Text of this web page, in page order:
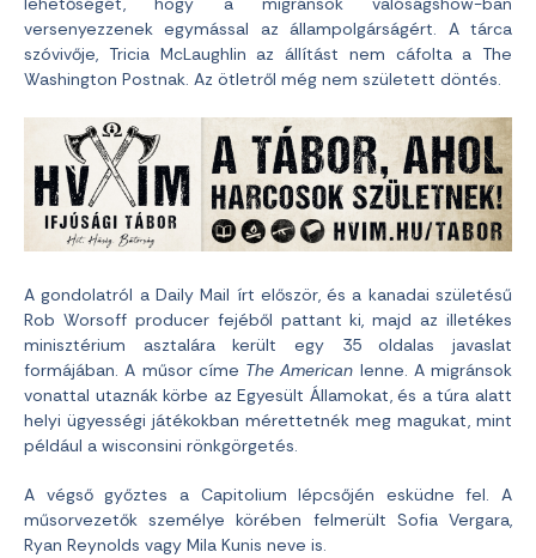
versenyezzenek egymással az állampolgárságért. A tárca
szóvivője, Tricia McLaughlin az állítást nem cáfolta a The
Washington Postnak. Az ötletről még nem született döntés.
A gondolatról a Daily Mail írt először, és a kanadai születésű
Rob Worsoff producer fejéből pattant ki, majd az illetékes
minisztérium asztalára került egy 35 oldalas javaslat
formájában. A műsor címe The American lenne. A migránsok
vonattal utaznák körbe az Egyesült Államokat, és a túra alatt
helyi ügyességi játékokban mérettetnék meg magukat, mint
például a wisconsini rönkgörgetés.
A végső győztes a Capitolium lépcsőjén esküdne fel. A
műsorvezetők személye körében felmerült Sofia Vergara,
Ryan Reynolds vagy Mila Kunis neve is.